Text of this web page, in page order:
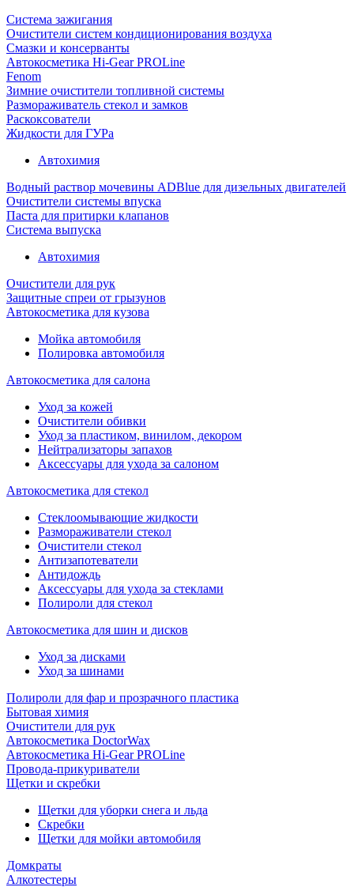
Система зажигания
Очистители систем кондиционирования воздуха
Смазки и консерванты
Автокосметика Hi-Gear PROLine
Fenom
Зимние очистители топливной системы
Размораживатель стекол и замков
Раскоксователи
Жидкости для ГУРа
Автохимия
Водный раствор мочевины ADBlue для дизельных двигателей
Очистители системы впуска
Паста для притирки клапанов
Система выпуска
Автохимия
Очистители для рук
Защитные спреи от грызунов
Автокосметика для кузова
Мойка автомобиля
Полировка автомобиля
Автокосметика для салона
Уход за кожей
Очистители обивки
Уход за пластиком, винилом, декором
Нейтрализаторы запахов
Аксессуары для ухода за салоном
Автокосметика для стекол
Стеклоомывающие жидкости
Размораживатели стекол
Очистители стекол
Антизапотеватели
Антидождь
Аксессуары для ухода за стеклами
Полироли для стекол
Автокосметика для шин и дисков
Уход за дисками
Уход за шинами
Полироли для фар и прозрачного пластика
Бытовая химия
Очистители для рук
Автокосметика DoctorWax
Автокосметика Hi-Gear PROLine
Провода-прикуриватели
Щетки и скребки
Щетки для уборки снега и льда
Скребки
Щетки для мойки автомобиля
Домкраты
Алкотестеры